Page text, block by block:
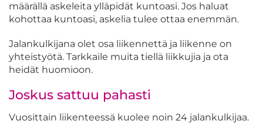
määrällä askeleita ylläpidät kuntoasi. Jos haluat
kohottaa kuntoasi, askelia tulee ottaa enemmän.
Jalankulkijana olet osa liikennettä ja liikenne on
yhteistyötä. Tarkkaile muita tiellä liikkujia ja ota
heidät huomioon.
Joskus sattuu pahasti
Vuosittain liikenteessä kuolee noin 24 jalankulkijaa.